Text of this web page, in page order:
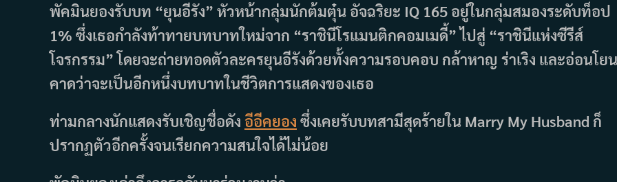
พัคมินยองรับบท “ยุนอีรัง” หัวหน้ากลุ่มนักต้มตุ๋น อัจฉริยะ IQ 165 อยู่ในกลุ่มสมองระดับท็อป
1% ซึ่งเธอกำลังท้าทายบทบาทใหม่จาก “ราชินีโรแมนติกคอมเมดี้” ไปสู่ “ราชินีแห่งซีรีส์
โจรกรรม” โดยจะถ่ายทอดตัวละครยุนอีรังด้วยทั้งความรอบคอบ กล้าหาญ ร่าเริง และอ่อนโยน
คาดว่าจะเป็นอีกหนึ่งบทบาทในชีวิตการแสดงของเธอ
ท่ามกลางนักแสดงรับเชิญชื่อดัง อีอีคยอง ซึ่งเคยรับบทสามีสุดร้ายใน Marry My Husband ก็
ปรากฏตัวอีกครั้งจนเรียกความสนใจได้ไม่น้อย